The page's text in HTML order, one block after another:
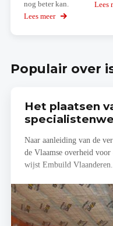
nog beter kan.
Lees meer over
Lees
Populair over
Het plaatsen
Naar aanleiding van de
de Vlaamse overheid voor
wijst Embuild Vlaanderen...